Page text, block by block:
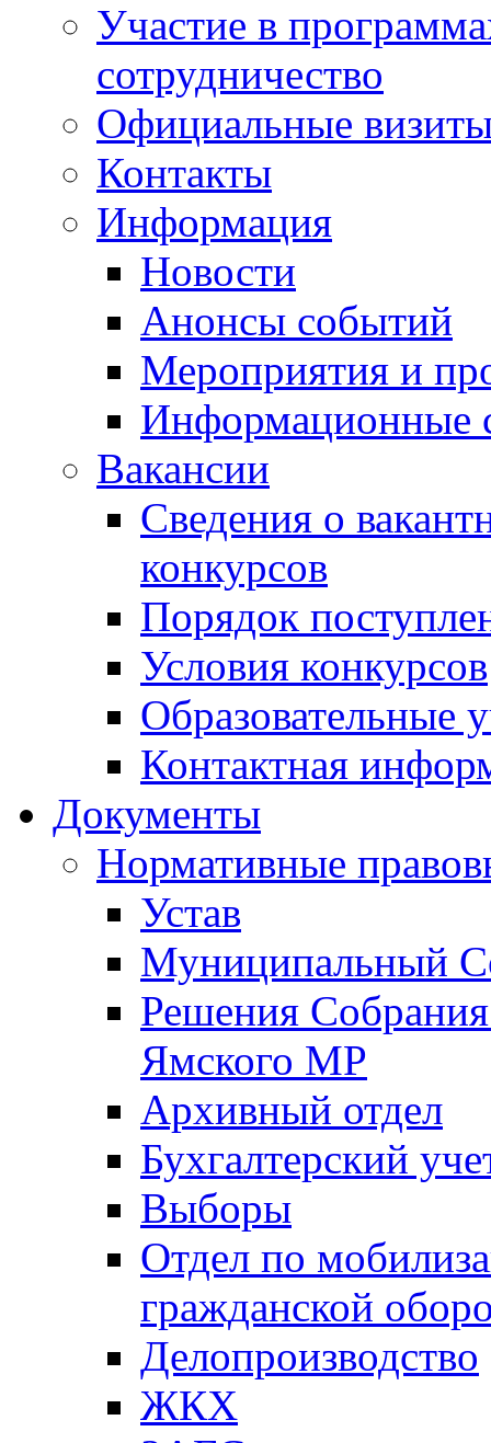
Участие в
сотрудничество
Официальные
Контакты
Информация
Новости
Анонсы событий
Мероприятия и
Информационные
Вакансии
Сведения о
конкурсов
Порядок
Условия конкурсов
Образовательные
Контактная
Документы
Нормативные
Устав
Муниципальный
Решения
Ямского МР
Архивный отдел
Бухгалтерский
Выборы
Отдел по
гражданской
Делопроизводство
ЖКХ